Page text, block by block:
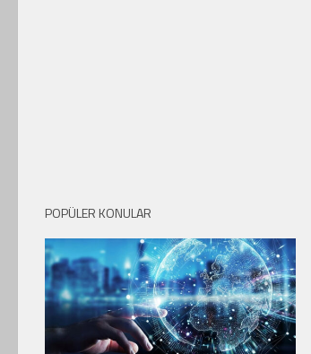
POPÜLER KONULAR